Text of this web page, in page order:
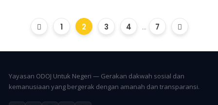
1 2 3 4 ... 7
Yayasan ODOJ Untuk Negeri — Gerakan dakwah sosial dan
kemanusiaan yang bergerak dengan amanah dan transparansi.